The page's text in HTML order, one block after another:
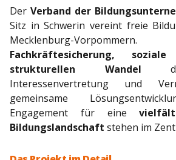
Der Verband der
Sitz in Schwerin vereint freie
Mecklenburg-
Fachkräftesicherung,
strukturellen Wandel
Interessenvertretung und
gemeinsame
Engagement für eine
Bildungslandschaft stehen im